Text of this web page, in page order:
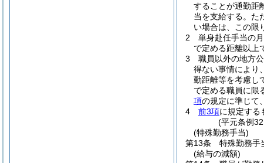
することが通勤距
当を支給する。 た
い場合は、この限
2
単身赴任手当の
で定める距離以上
3
職員以外の地方
得ない事情により
勤距離等を考慮し
で定める職員に限
項の規定に準じて
4
前3項に規定する
(平元条例
(特殊勤務手当)
第13条
特殊勤務手
(給与の減額)